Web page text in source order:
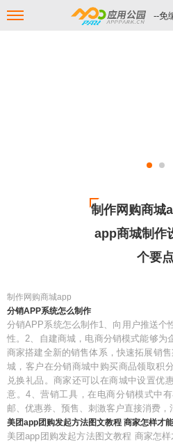
--免
制作网购商城
app商城制作
个要点
制作网购商城app
分销APP系统怎么制作
分销APP系统怎么制作1、向用户推送个
性。2、自建商城，电商分销模式能够为
商家搭建全新的销售体系，快速拓展销
城，客户在分销商城中购买商品领取积
兑换礼品。商家还可以在商城中设置优
意。4、营销工具，在电商分销模式中
邮、优惠券、预售、刺激客户直接消费，
美团app团购发起方法图文教程 商家怎样才
美团app团购发起方法图文教程 商家怎